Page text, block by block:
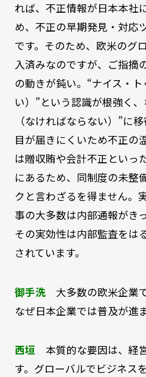
れば、不正情報が日本本社
め、不正の早期発見・対応
です。そのため、欧米のグ
入済みなのですが、ご指摘
の動きが鈍い。“ナイス・
い）”という認識が根強く
（なければならない）”に
目が届きにくいため不正の
は贈収賄や会計不正といっ
にあるため、同制度の未整
クと言わざるを得ません。
事の大多数は内部通報がき
その実効性は内部監査をは
されています。
御手洗大多数の欧米企業で
なぜ日本企業では普及が進
西垣 本質的な要因は、経
す。グローバルでビジネス